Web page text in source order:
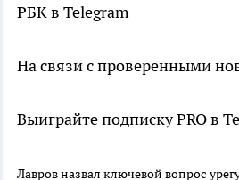
РБК в Telegram
На связи с проверенными
Выиграйте подписку PRO в
Лавров назвал ключевой вопрос